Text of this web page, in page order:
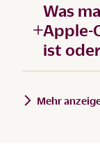
Was
Apple-
ist
Mehr